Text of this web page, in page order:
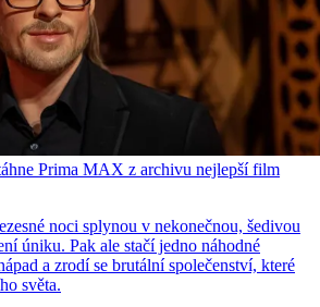
Prima MAX z archivu nejlepší film
noci splynou v nekonečnou, šedivou
úniku. Pak ale stačí jedno náhodné
a zrodí se brutální společenství, které
světa.